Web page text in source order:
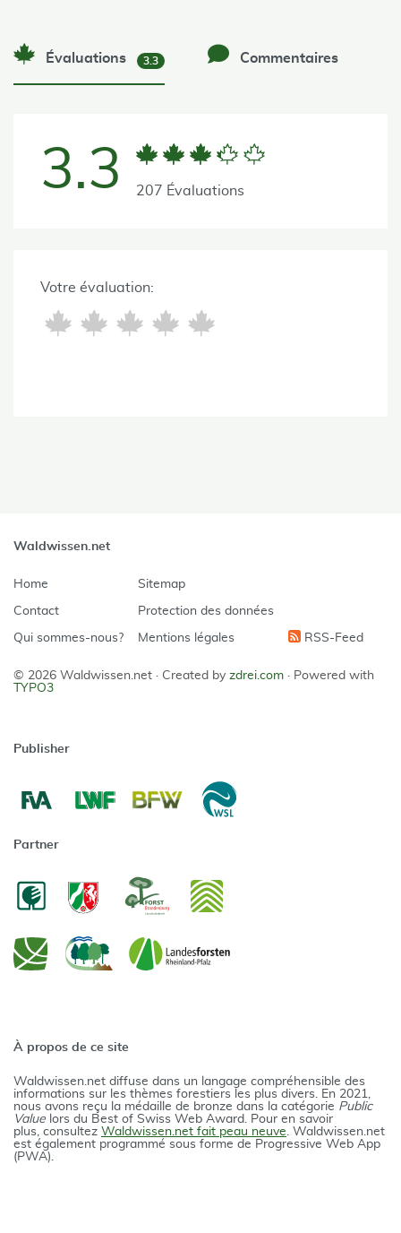
Évaluations 3.3 Commentaires
3.3 207 Évaluations
Votre évaluation:
Waldwissen.net
Home
Contact
Qui sommes-nous?
Sitemap
Protection des données
Mentions légales RSS-Feed
© 2026 Waldwissen.net · Created by zdrei.com · Powered with
TYPO3
Publisher
Partner
À propos de ce site
Waldwissen.net diffuse dans un langage compréhensible des
informations sur les thèmes forestiers les plus divers. En 2021,
nous avons reçu la médaille de bronze dans la catégorie Public
Value lors du Best of Swiss Web Award. Pour en savoir
plus, consultez Waldwissen.net fait peau neuve. Waldwissen.net
est également programmé sous forme de Progressive Web App
(PWA).